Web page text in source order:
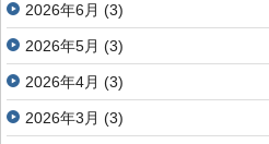
2026年6月 (3)
2026年5月 (3)
2026年4月 (3)
2026年3月 (3)